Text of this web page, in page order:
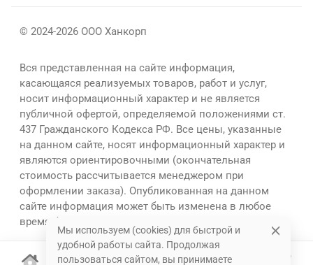
© 2024-2026 ООО Ханкорп
Вся представленная на сайте информация,
касающаяся реализуемых товаров, работ и услуг,
носит информационный характер и не является
публичной офертой, определяемой положениями ст.
437 Гражданского Кодекса РФ. Все цены, указанные
на данном сайте, носят информационный характер и
являются ориентировочными (окончательная
стоимость рассчитывается менеджером при
оформлении заказа). Опубликованная на данном
сайте информация может быть изменена в любое
время без предварительного уведомления.
Мы используем (cookies) для быстрой и
удобной работы сайта. Продолжая
пользоваться сайтом, вы принимаете